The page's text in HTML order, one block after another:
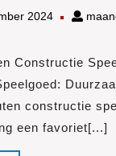
202403
Constructie
constructie
een favoriet[...]